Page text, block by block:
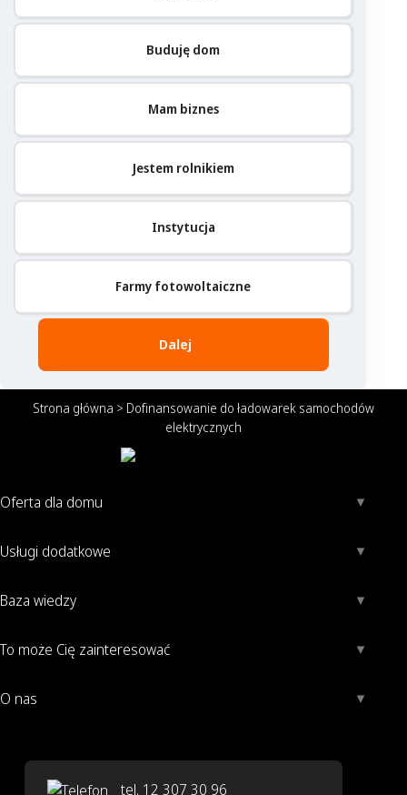
Buduję dom
Mam biznes
Jestem rolnikiem
Instytucja
Farmy fotowoltaiczne
Dalej
Strona główna > Dofinansowanie do ładowarek samochodów
elektrycznych
Oferta dla domu
Usługi dodatkowe
Baza wiedzy
To może Cię zainteresować
O nas
tel. 12 307 30 96